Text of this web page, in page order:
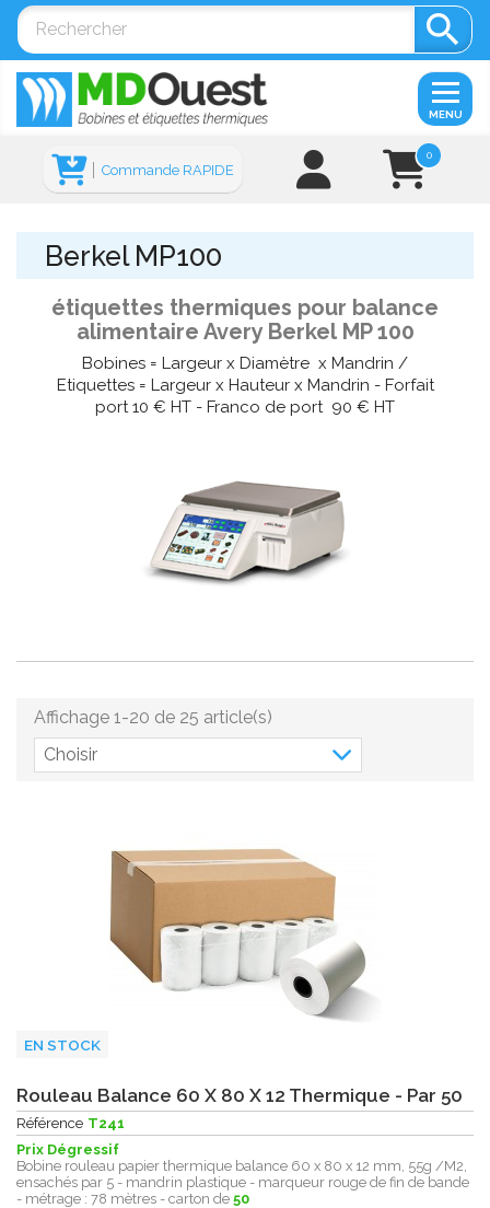

0
Commande RAPIDE
MENU
Berkel MP100
étiquettes thermiques pour balance
alimentaire Avery Berkel MP 100
Bobines = Largeur x Diamètre x Mandrin /
Etiquettes = Largeur x Hauteur x Mandrin - Forfait
port 10 € HT - Franco de port 90 € HT
Choisir
Affichage 1-20 de 25 article(s)
EN STOCK
Rouleau Balance 60 X 80 X 12 Thermique - Par 50
Référence T241
Prix Dégressif
Bobine rouleau papier thermique balance 60 x 80 x 12 mm, 55g /M2,
ensachés par 5 - mandrin plastique - marqueur rouge de fin de bande
- métrage : 78 mètres - carton de 50